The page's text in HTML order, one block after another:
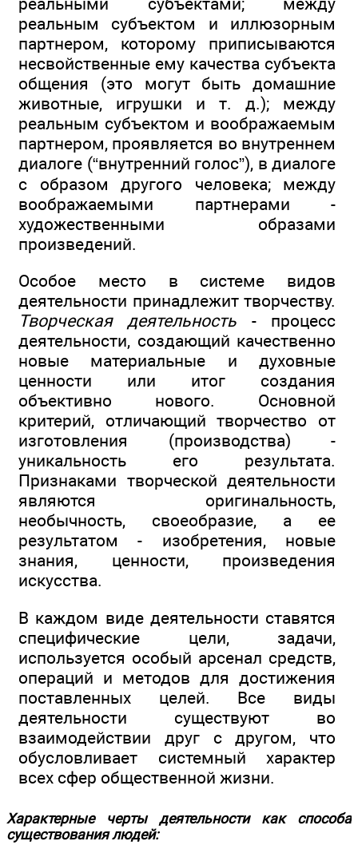
реальным субъектом и иллюзорным
партнером, которому приписываются
несвойственные ему качества субъекта
общения (это могут быть домашние
животные, игрушки и т. д.); между
реальным субъектом и воображаемым
партнером, проявляется во внутреннем
диалоге (“внутренний голос”), в диалоге
с образом другого человека; между
воображаемыми партнерами -
художественными образами
произведений.
Особое место в системе видов
деятельности принадлежит творчеству.
Творческая деятельность - процесс
деятельности, создающий качественно
новые материальные и духовные
ценности или итог создания
объективно нового. Основной
критерий, отличающий творчество от
изготовления (производства) -
уникальность его результата.
Признаками творческой деятельности
являются оригинальность,
необычность, своеобразие, а ее
результатом - изобретения, новые
знания, ценности, произведения
искусства.
В каждом виде деятельности ставятся
специфические цели, задачи,
используется особый арсенал средств,
операций и методов для достижения
поставленных целей. Все виды
деятельности существуют во
взаимодействии друг с другом, что
обусловливает системный характер
всех сфер общественной жизни.
Характерные черты деятельности как способа
существования людей: